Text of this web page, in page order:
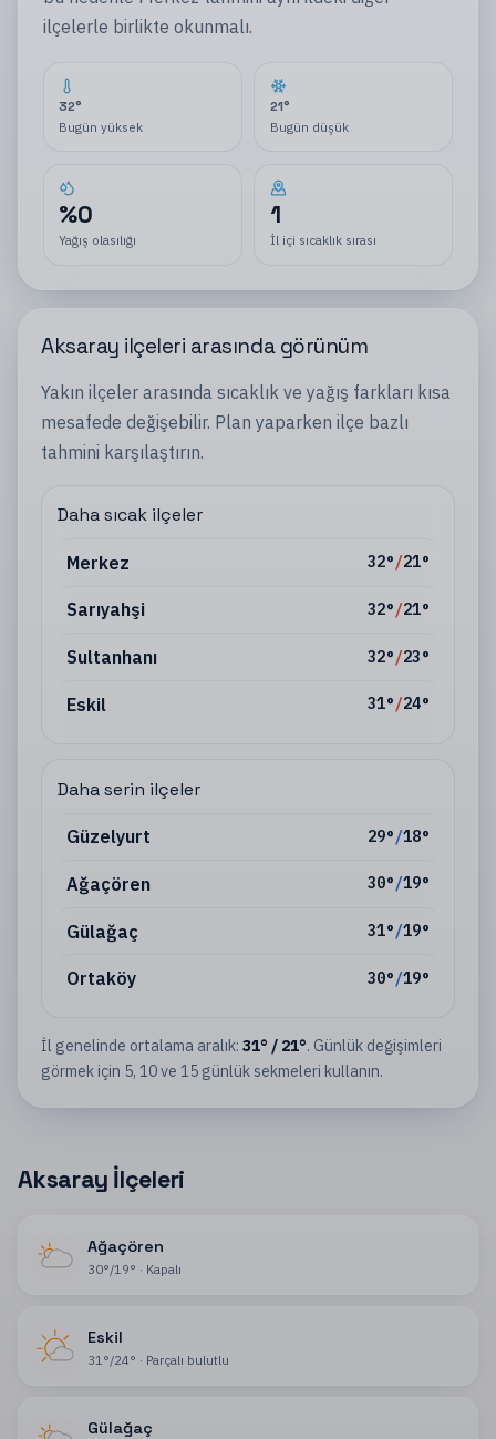
ilçelerle birlikte okunmalı.
32°
Bugün yüksek
21°
Bugün düşük
%0
Yağış olasılığı
1
İl içi sıcaklık sırası
Aksaray ilçeleri arasında görünüm
Yakın ilçeler arasında sıcaklık ve yağış farkları kısa
mesafede değişebilir. Plan yaparken ilçe bazlı
tahmini karşılaştırın.
Daha sıcak ilçeler
Merkez 32°/21°
Sarıyahşi 32°/21°
Sultanhanı 32°/23°
Eskil 31°/24°
Daha serin ilçeler
Güzelyurt 29°/18°
Ağaçören 30°/19°
Gülağaç 31°/19°
Ortaköy 30°/19°
İl genelinde ortalama aralık: 31° / 21°. Günlük değişimleri
görmek için 5, 10 ve 15 günlük sekmeleri kullanın.
Aksaray İlçeleri
Ağaçören
30°/19° · Kapalı
Eskil
31°/24° · Parçalı bulutlu
Gülağaç